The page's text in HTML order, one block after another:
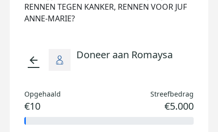
RENNEN TEGEN KANKER, RENNEN VOOR JUF
ANNE-MARIE?
arrow_back Doneer aan Romaysa
Opgehaald
€10
Streefbedrag
€5.000